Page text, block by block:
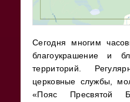
Сегодня многим
благоукрашение и
территорий.
церковные службы,
«Пояс Пресвятой